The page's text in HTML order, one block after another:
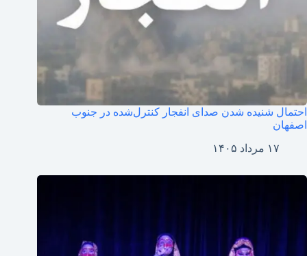
احتمال شنیده شدن صدای انفجار کنترل‌شده در جنوب
اصفهان
۱۷ مرداد ۱۴۰۵